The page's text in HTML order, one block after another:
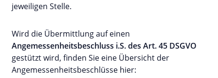
jeweiligen Stelle.
Wird die Übermittlung auf einen
Angemessenheitsbeschluss i.S. des Art. 45 DSGVO
gestützt wird, finden Sie eine Übersicht der
Angemessenheitsbeschlüsse hier: